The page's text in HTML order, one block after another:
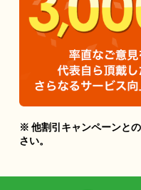
※ 他割引キャンペーンと
さい。